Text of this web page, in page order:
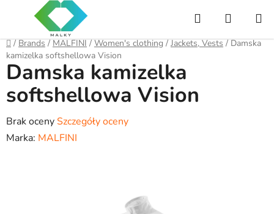
Szukaj
Home
/ Brands / MALFINI / Women's clothing / Jackets, Vests / Damska
kamizelka softshellowa Vision
Damska kamizelka
softshellowa Vision
Średnia
ocena
Brak ocenySzczegóły oceny
Marka: MALFINI